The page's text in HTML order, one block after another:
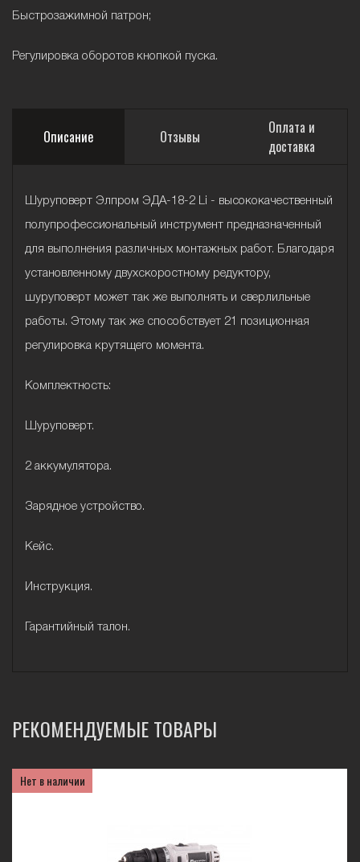
Быстрозажимной патрон;
Регулировка оборотов кнопкой пуска.
Описание Отзывы
Оплата и
доставка
Шуруповерт Элпром ЭДА-18-2 Li - высококачественный
полупрофессиональный инструмент предназначенный
для выполнения различных монтажных работ. Благодаря
установленному двухскоростному редуктору,
шуруповерт может так же выполнять и сверлильные
работы. Этому так же способствует 21 позиционная
регулировка крутящего момента.
Комплектность:
Шуруповерт.
2 аккумулятора.
Зарядное устройство.
Кейс.
Инструкция.
Гарантийный талон.
РЕКОМЕНДУЕМЫЕ ТОВАРЫ
Нет в наличии